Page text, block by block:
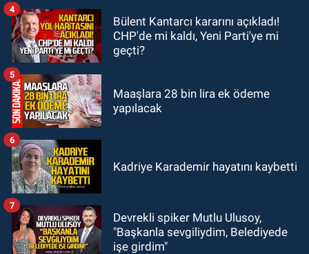
Bülent Kantarcı kararını açıkladı!
CHP'de mi kaldı, Yeni Parti'ye mi
geçti?
4
Maaşlara 28 bin lira ek ödeme
yapılacak
5
Kadriye Karademir hayatını kaybetti
6
Devrekli spiker Mutlu Ulusoy,
"Başkanla sevgiliydim, Belediyede
işe girdim"
7